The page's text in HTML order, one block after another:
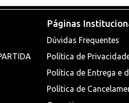
Páginas
Dúvidas Frequentes
Política de
Política de Entrega e
Política de